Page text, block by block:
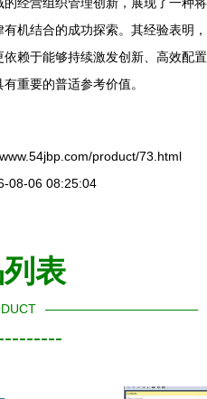
机结合的成功探索。其经验表明，
赖于能够持续激发创新、高效配置
重要的普适参考价值。
product/73.html
08-06 08:25:04
表